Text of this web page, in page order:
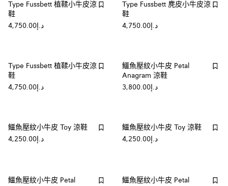
Type Fussbett 植鞣小牛皮涼
鞋
د.إ4,750.00
Type Fussbett 麂皮小牛皮涼
鞋
د.إ4,750.00
Type Fussbett 植鞣小牛皮涼
鞋
د.إ4,750.00
鱷魚壓紋小牛皮 Petal
Anagram 涼鞋
د.إ3,800.00
鱷魚壓紋小牛皮 Toy 涼鞋
د.إ4,250.00
鱷魚壓紋小牛皮 Toy 涼鞋
د.إ4,250.00
鱷魚壓紋小牛皮 Petal
鱷魚壓紋小牛皮 Petal